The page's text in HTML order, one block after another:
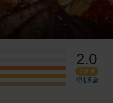
2.0
2.0
4則評論